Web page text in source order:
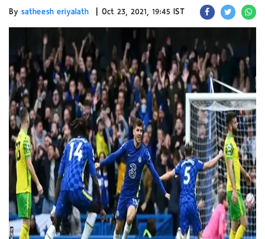
By satheesh eriyalath | Oct 23, 2021, 19:45 IST